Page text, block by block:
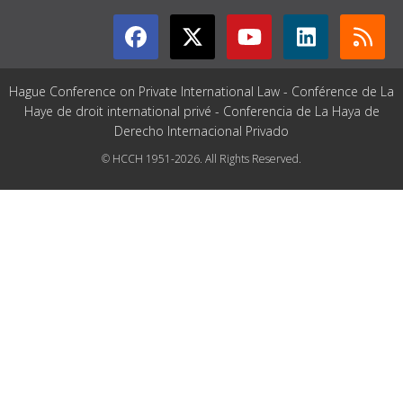
Hague Conference on Private International Law - Conférence de La
Haye de droit international privé - Conferencia de La Haya de
Derecho Internacional Privado
© HCCH 1951-2026. All Rights Reserved.